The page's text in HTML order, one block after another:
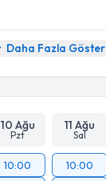
Daha Fazla Göster
10 Ağu
Pzt
11 Ağu
Sal
10:00
10:00